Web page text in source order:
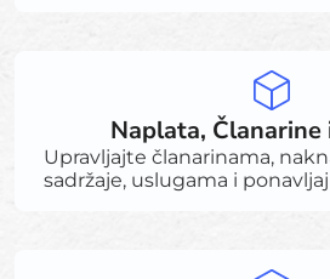
Naplata, Članarine
Upravljajte članarinama,
sadržaje, uslugama i